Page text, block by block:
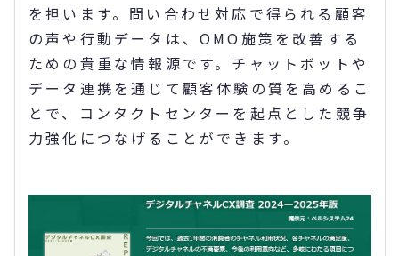
を担います。問い合わせ対応で得られる顧客
の声や行動データは、OMO施策を改善する
ための貴重な情報源です。チャットボットや
データ連携を通じて顧客体験の質を高めるこ
とで、コンタクトセンターを起点とした競争
力強化につなげることができます。